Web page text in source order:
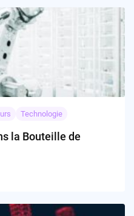
Technologie
la Bouteille de